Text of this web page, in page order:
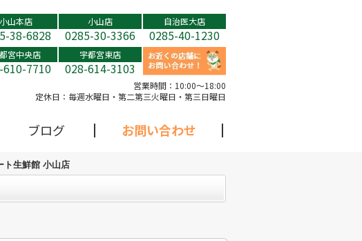
小山本店
38-6828
小山店
0285-30-3366
自治医大店
0285-40-1230
宮中央店
610-7710
宇都宮東店
028-614-3103
営業時間： 10:00～18:00
定休日： 毎週水曜日・第二第三火曜日・第三日曜日
ブログ お問い合わせ
ト生鮮館 小山店